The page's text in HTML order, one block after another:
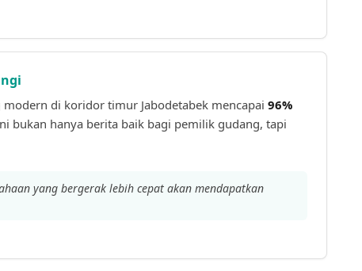
di koridor timur Jabodetabek mencapai 96%
bukan hanya berita baik bagi pemilik gudang, tapi
yang bergerak lebih cepat akan mendapatkan